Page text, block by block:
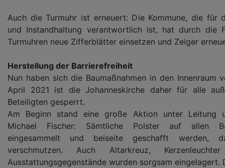
Auch die Turmuhr ist erneuert: Die Kommune, die für
und Instandhaltung verantwortlich ist, hat durch die
Turmuhren neue Zifferblätter einsetzen und Zeiger
Herstellung der Barrierefreiheit
Nun haben sich die Baumaßnahmen in den Innenraum
April 2021 ist die Johanneskirche daher für alle
Beteiligten gesperrt.
Am Beginn stand eine große Aktion unter Leitung
Michael Fischer: Sämtliche Polster auf allen
eingesammelt und beiseite geschafft werden,
verschmutzen. Auch Altarkreuz,
Ausstattungsgegenstände wurden sorgsam eingelagert.